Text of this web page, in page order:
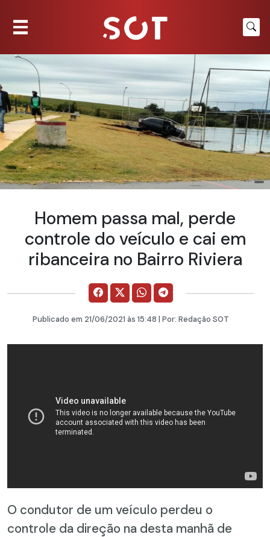
Homem passa mal, perde
controle do veículo e cai em
ribanceira no Bairro Riviera
Publicado em 21/06/2021 às 15:48 | Por: Redação SOT
O condutor de um veículo perdeu o
controle da direção na desta manhã de